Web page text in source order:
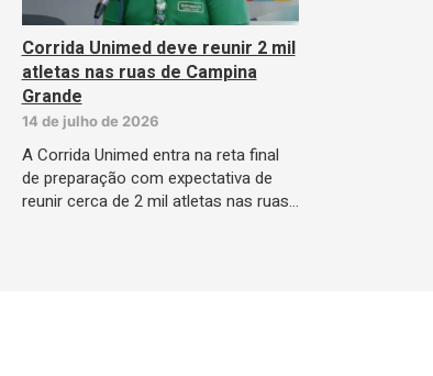
Corrida Unimed deve reunir 2 mil
atletas nas ruas de Campina
Grande
14 de julho de 2026
A Corrida Unimed entra na reta final
de preparação com expectativa de
reunir cerca de 2 mil atletas nas ruas…